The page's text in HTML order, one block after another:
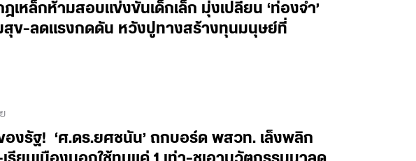
หล็กห้ามสอบแข่งขันเด็กเล็ก มุ่งเปลี่ยน ‘ท่องจำ’
มสุข-ลดแรงกดดัน หวังปูทางสร้างทุนมนุษย์ที่
งรัฐ! ‘ศ.ดร.ยศชนัน’ ถกบอร์ด พสวท. เล็งพลิก